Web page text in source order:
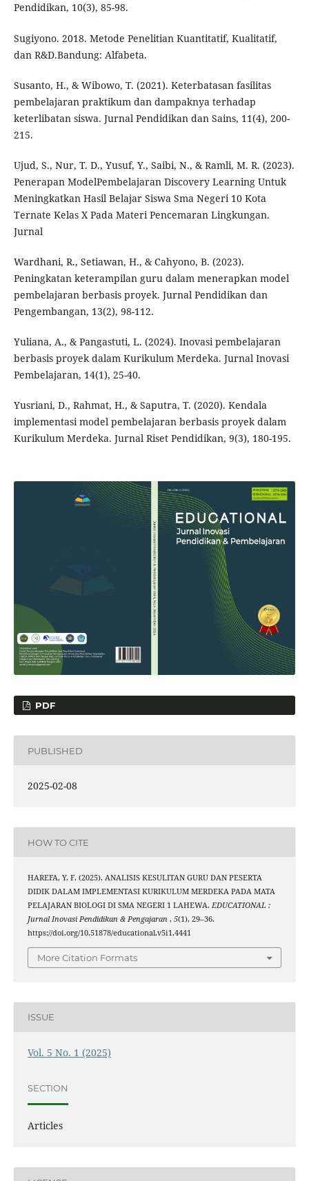
Pendidikan, 10(3), 85-98.
Sugiyono. 2018. Metode Penelitian Kuantitatif, Kualitatif,
dan R&D.Bandung: Alfabeta.
Susanto, H., & Wibowo, T. (2021). Keterbatasan fasilitas
pembelajaran praktikum dan dampaknya terhadap
keterlibatan siswa. Jurnal Pendidikan dan Sains, 11(4), 200-
215.
Ujud, S., Nur, T. D., Yusuf, Y., Saibi, N., & Ramli, M. R. (2023).
Penerapan ModelPembelajaran Discovery Learning Untuk
Meningkatkan Hasil Belajar Siswa Sma Negeri 10 Kota
Ternate Kelas X Pada Materi Pencemaran Lingkungan.
Jurnal
Wardhani, R., Setiawan, H., & Cahyono, B. (2023).
Peningkatan keterampilan guru dalam menerapkan model
pembelajaran berbasis proyek. Jurnal Pendidikan dan
Pengembangan, 13(2), 98-112.
Yuliana, A., & Pangastuti, L. (2024). Inovasi pembelajaran
berbasis proyek dalam Kurikulum Merdeka. Jurnal Inovasi
Pembelajaran, 14(1), 25-40.
Yusriani, D., Rahmat, H., & Saputra, T. (2020). Kendala
implementasi model pembelajaran berbasis proyek dalam
Kurikulum Merdeka. Jurnal Riset Pendidikan, 9(3), 180-195.
PDF
PUBLISHED
2025-02-08
HOW TO CITE
HAREFA, Y. F. (2025). ANALISIS KESULITAN GURU DAN PESERTA
DIDIK DALAM IMPLEMENTASI KURIKULUM MERDEKA PADA MATA
PELAJARAN BIOLOGI DI SMA NEGERI 1 LAHEWA. EDUCATIONAL :
Jurnal Inovasi Pendidikan & Pengajaran , 5(1), 29–36.
https://doi.org/10.51878/educational.v5i1.4441
More Citation Formats
ISSUE
Vol. 5 No. 1 (2025)
SECTION
Articles